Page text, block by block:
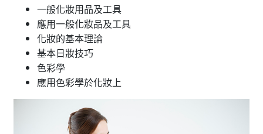
一般化妝用品及工具
應用一般化妝品及工具
化妝的基本理論
基本日妝技巧
色彩學
應用色彩學於化妝上